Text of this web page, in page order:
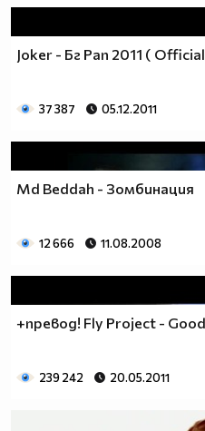
Joker - Бг Рап 2011 (
37 387 05.12.2011
Md Beddah - Зомбинация
12 666 11.08.2008
+превод! Fly Project -
239 242 20.05.2011